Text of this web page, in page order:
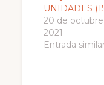
UNIDADES
20 de
2021
Entrada